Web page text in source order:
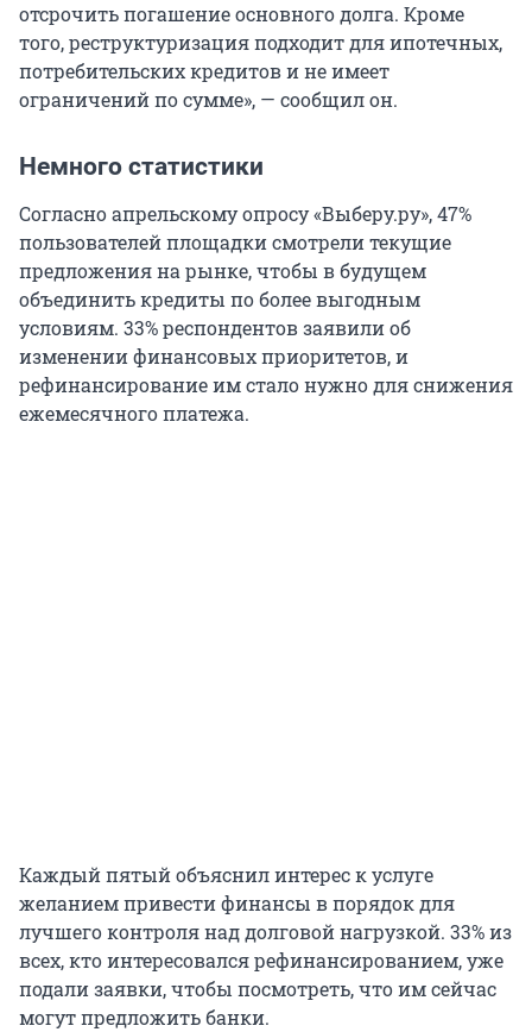
отсрочить погашение основного долга. Кроме
того, реструктуризация подходит для ипотечных,
потребительских кредитов и не имеет
ограничений по сумме», — сообщил он.
Немного статистики
Согласно апрельскому опросу «Выберу.ру», 47%
пользователей площадки смотрели текущие
предложения на рынке, чтобы в будущем
объединить кредиты по более выгодным
условиям. 33% респондентов заявили об
изменении финансовых приоритетов, и
рефинансирование им стало нужно для снижения
ежемесячного платежа.
Каждый пятый объяснил интерес к услуге
желанием привести финансы в порядок для
лучшего контроля над долговой нагрузкой. 33% из
всех, кто интересовался рефинансированием, уже
подали заявки, чтобы посмотреть, что им сейчас
могут предложить банки.